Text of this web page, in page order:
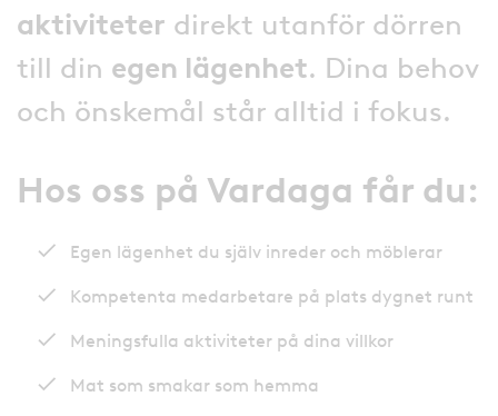
aktiviteter direkt utanför dörren
till din egen lägenhet. Dina behov
och önskemål står alltid i fokus.
Hos oss på Vardaga får du:
Egen lägenhet du själv inreder och möblerar
Kompetenta medarbetare på plats dygnet runt
Meningsfulla aktiviteter på dina villkor
Mat som smakar som hemma